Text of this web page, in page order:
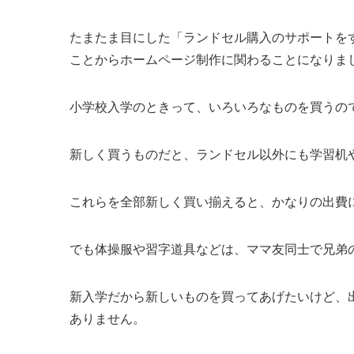
たまたま目にした「ランドセル購入のサポート
ことからホームページ制作に関わることになりま
小学校入学のときって、いろいろなものを買う
新しく買うものだと、ランドセル以外にも学習
これらを全部新しく買い揃えると、かなりの出
でも体操服や習字道具などは、ママ友同士で兄
新入学だから新しいものを買ってあげたいけど
ありません。